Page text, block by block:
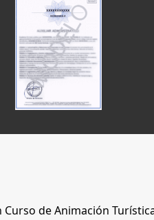
Curso de Animación